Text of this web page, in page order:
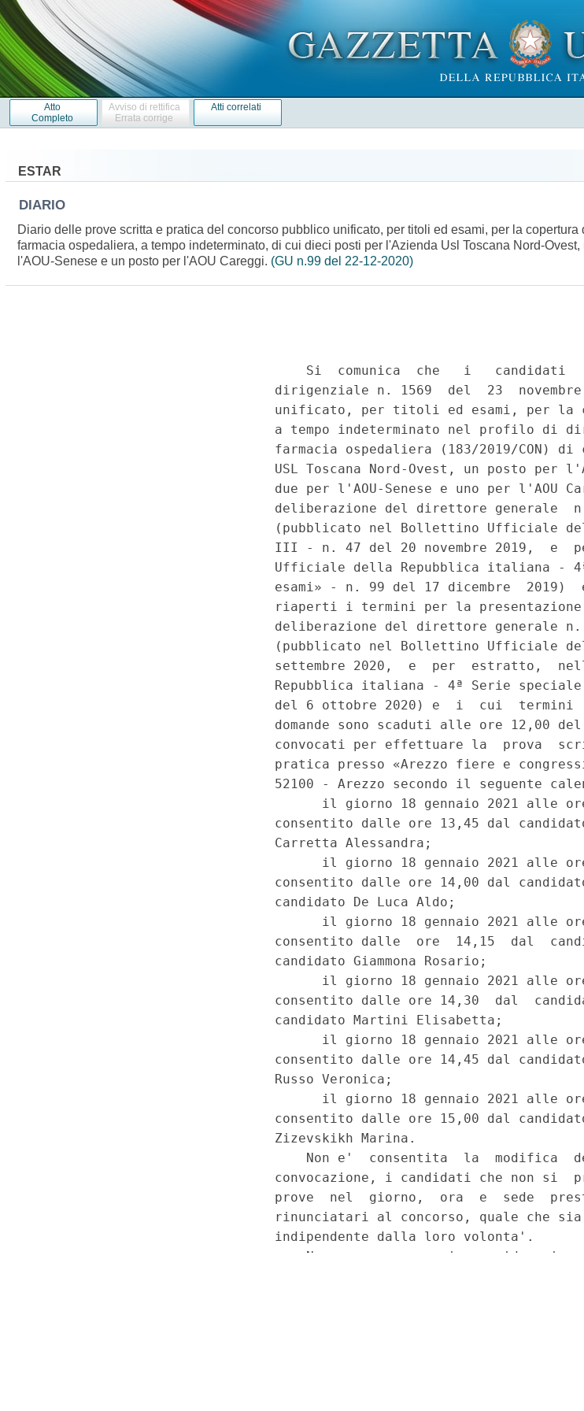
Atto
Completo
Avviso di rettifica
Errata corrige
Atti correlati
ESTAR
DIARIO
Diario delle prove scritta e pratica del concorso pubblico unificato, per titoli ed esami, per la
farmacia ospedaliera, a tempo indeterminato, di cui dieci posti per l'Azienda Usl Toscana Nord-
l'AOU-Senese e un posto per l'AOU Careggi. (GU n.99 del 22-12-2020)